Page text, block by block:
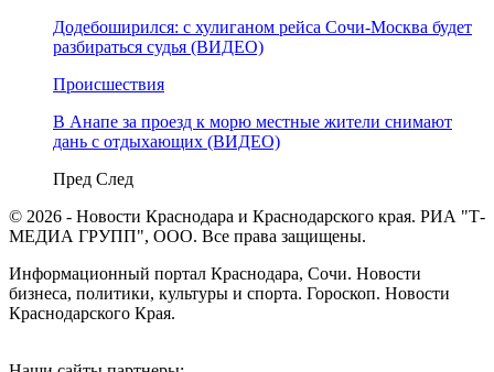
Додебоширился: с хулиганом рейса Сочи-Москва будет
разбираться судья (ВИДЕО)
Происшествия
В Анапе за проезд к морю местные жители снимают
дань с отдыхающих (ВИДЕО)
Пред След
© 2026 - Новости Краснодара и Краснодарского края. РИА "Т-
МЕДИА ГРУПП", ООО. Все права защищены.
Информационный портал Краснодара, Сочи. Новости
бизнеса, политики, культуры и спорта. Гороскоп. Новости
Краснодарского Края.